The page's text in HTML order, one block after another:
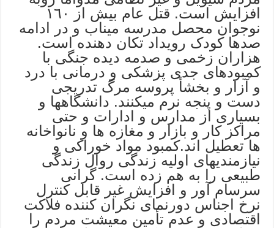
افزایش است. قتل عام بیش از ١٦٠
نوجوان محصل مدرسه میناب و در ادامه
صدها کودک رویداد تکان دهنده است.
هزاران زخمی و صدمه دیده جنگی با
کمبودهای جدی پزشکی و درمانی با درد
و آزار و بخشأ پروسه مرگ تدریجی
دست و پنجه نرم میکنند. دانشگاهها و
بسیاری از مدارس و ادارات و حتی
مراکز کار و بازار و مغازه ها و نانواخانه
ها تعطیل اند.کمبود مواد خوراکی و
نیازمندیهای اولیه زندگی روال زندگی
طبیعی را به هم زده است. گرانی
سرسام آور و افزایش غیر قابل کنترل
نرخ اجناس دورنمای نگران کننده فلاکت
اقتصادی و عدم تأمین معیشت مردم را